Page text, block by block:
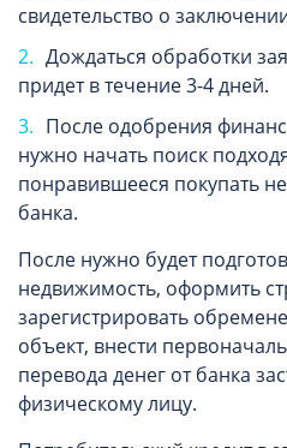
свидетельство о
Дождаться обработки
придет в течение 3-4 дней.
После одобрения
нужно начать поиск
понравившееся покупать
банка.
После нужно будет
недвижимость, оформить
зарегистрировать
объект, внести
перевода денег от банка
физическому лицу.